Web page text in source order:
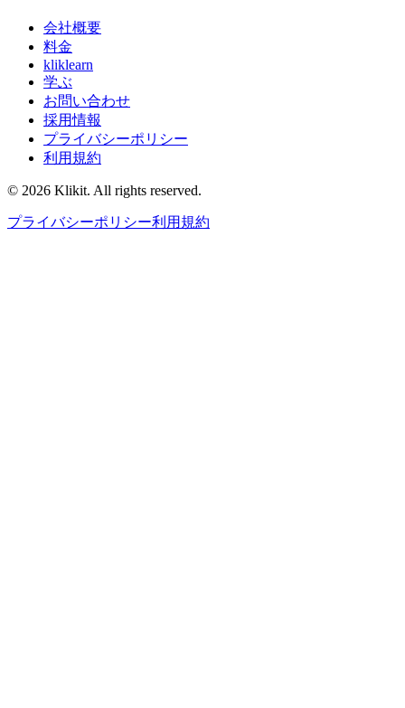
会社概要
料金
kliklearn
学ぶ
お問い合わせ
採用情報
プライバシーポリシー
利用規約
© 2026 Klikit. All rights reserved.
プライバシーポリシー利用規約